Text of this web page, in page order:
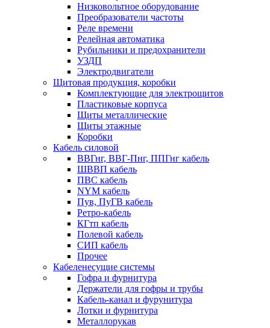
Низковольтное оборудование
Преобразователи частоты
Реле времени
Релейная автоматика
Рубильники и предохранители
УЗДП
Электродвигатели
Щитовая продукция, коробки
Комплектующие для электрощитов
Пластиковые корпуса
Щиты металлические
Щиты этажные
Коробки
Кабель силовой
ВВГнг, ВВГ-Пнг, ППГнг кабель
ШВВП кабель
ПВС кабель
NYM кабель
Пув, ПуГВ кабель
Ретро-кабель
КГтп кабель
Полевой кабель
СИП кабель
Прочее
Кабеленесущие системы
Гофра и фурнитура
Держатели для гофры и трубы
Кабель-канал и фурунитура
Лотки и фурнитура
Металлорукав